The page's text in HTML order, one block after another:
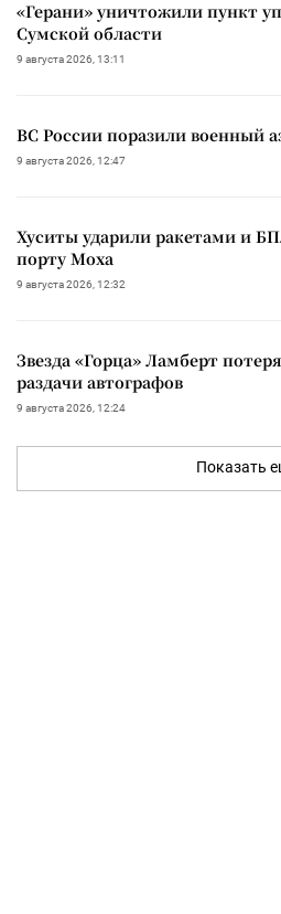
«Герани» уничтожили пункт
Сумской области
9 августа 2026, 13:11
ВС России поразили военный
9 августа 2026, 12:47
Хуситы ударили ракетами и
порту Моха
9 августа 2026, 12:32
Звезда «Горца» Ламберт
раздачи автографов
9 августа 2026, 12:24
Показать